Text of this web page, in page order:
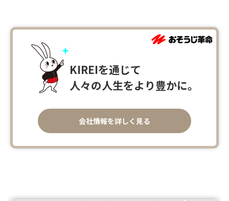
KIREIを通じて
人々の人生をより豊かに。
会社情報を詳しく見る